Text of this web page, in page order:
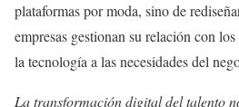
plataformas por moda, sino de
empresas gestionan su relación con
la tecnología a las necesidades del
La transformación digital del talento